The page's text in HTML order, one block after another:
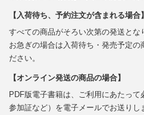
【入荷待ち、予約注文が含まれる場合】
すべての商品がそろい次第の発送とな
お急ぎの場合は入荷待ち・発売予定の
ださい。
【オンライン発送の商品の場合】
PDF版電子書籍は、ご利用にあたって
参加証など）を電子メールでお送りし